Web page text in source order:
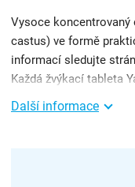
Vysoce koncentrovaný
castus) ve formě
informací sledujte
Další informace